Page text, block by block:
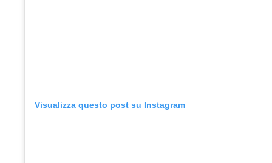
Visualizza questo post su Instagram